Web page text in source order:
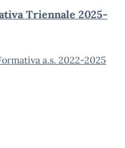
Triennale 2025-
a.s. 2022-2025